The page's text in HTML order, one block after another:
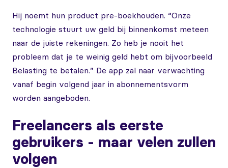
Hij noemt hun product pre-boekhouden. “Onze
technologie stuurt uw geld bij binnenkomst meteen
naar de juiste rekeningen. Zo heb je nooit het
probleem dat je te weinig geld hebt om bijvoorbeeld
Belasting te betalen.” De app zal naar verwachting
vanaf begin volgend jaar in abonnementsvorm
worden aangeboden.
Freelancers als eerste
gebruikers - maar velen zullen
volgen